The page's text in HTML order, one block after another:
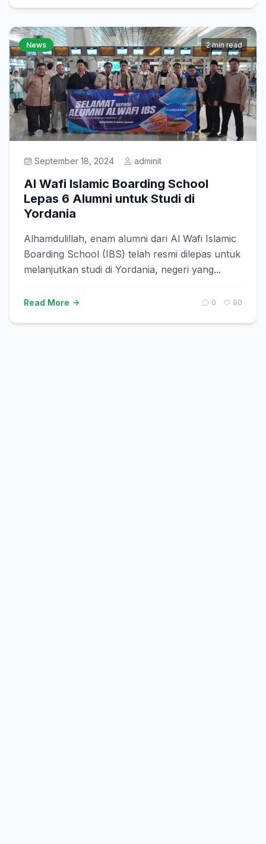
News 2 min read
September 18, 2024 adminit
Al Wafi Islamic Boarding School
Lepas 6 Alumni untuk Studi di
Yordania
Alhamdulillah, enam alumni dari Al Wafi Islamic
Boarding School (IBS) telah resmi dilepas untuk
melanjutkan studi di Yordania, negeri yang...
Read More 0 90